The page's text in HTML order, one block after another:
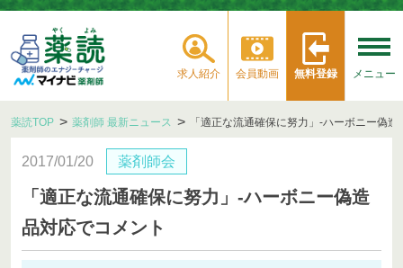
求人紹介 会員動画 無料登録 メニュー
薬読TOP 薬剤師 最新ニュース 「適正な流通確保に努力」‐ハーボニー偽
2017/01/20 薬剤師会
「適正な流通確保に努力」‐ハーボニー偽造
品対応でコメント